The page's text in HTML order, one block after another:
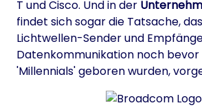
T und Cisco. Und in der
findet sich sogar die Tatsache,
Lichtwellen-Sender und
Datenkommunikation noch
'Millennials' geboren wurden,